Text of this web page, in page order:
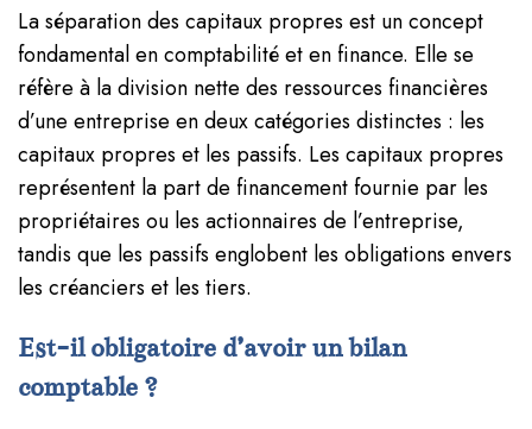
La séparation des capitaux propres est un concept
fondamental en comptabilité et en finance. Elle se
réfère à la division nette des ressources financières
d’une entreprise en deux catégories distinctes : les
capitaux propres et les passifs. Les capitaux propres
représentent la part de financement fournie par les
propriétaires ou les actionnaires de l’entreprise,
tandis que les passifs englobent les obligations envers
les créanciers et les tiers.
Est-il obligatoire d’avoir un bilan
comptable ?